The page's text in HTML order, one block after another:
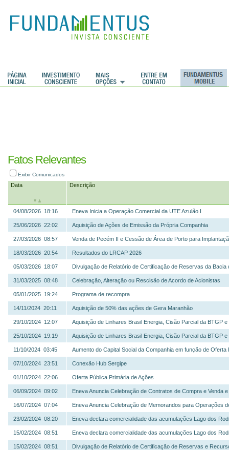
Fatos Relevantes
Exibir Comunicados
Data Descrição
04/08/2026 18:16 Eneva Inicia a Operação Comercial da UTE Azulão I
25/06/2026 22:02 Aquisição de Ações de Emissão da Própria Companhia
27/03/2026 08:57 Venda de Pecém II e Cessão de Área de Porto para
18/03/2026 20:54 Resultados do LRCAP 2026
05/03/2026 18:07 Divulgação de Relatório de Certificação de Reservas da Bacia
31/03/2025 08:48 Celebração, Alteração ou Rescisão de Acordo de Acionistas
05/01/2025 19:24 Programa de recompra
14/11/2024 20:11 Aquisição de 50% das ações de Gera Maranhão
29/10/2024 12:07 Aquisição de Linhares Brasil Energia, Cisão Parcial da BTGP
25/10/2024 19:19 Aquisição de Linhares Brasil Energia, Cisão Parcial da BTGP
11/10/2024 03:45 Aumento do Capital Social da Companhia em função de Oferta
07/10/2024 23:51 Conexão Hub Sergipe
01/10/2024 22:06 Oferta Pública Primária de Ações
06/09/2024 09:02 Eneva Anuncia Celebração de Contratos de Compra e Venda
16/07/2024 07:04 Eneva Anuncia Celebração de Memorandos para Operações
23/02/2024 08:20 Eneva declara comercialidade das acumulações Lago dos
15/02/2024 08:51 Eneva declara comercialidade das acumulações Lago dos
15/02/2024 08:51 Divulgação de Relatório de Certificação de Reservas e